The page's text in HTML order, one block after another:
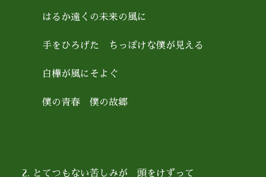
はるか遠くの未来の風に
手をひろげた ちっぽけな僕が見える
白樺が風にそよぐ
僕の青春 僕の故郷
とてつもない苦しみが 頭をけずって